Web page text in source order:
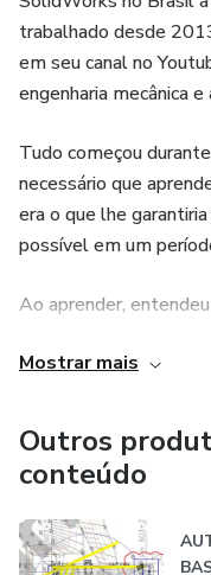
trabalhado desde
em seu canal no
engenharia mecânica
Tudo começou
necessário que
era o que lhe
possível em um
Ao aprender,
Assim surgiu o canal
Compartilhando o
desenvolveu ao longo
conteúdo de aulas
30 mil pessoas
Mostrar mais
Outros
conteúdo